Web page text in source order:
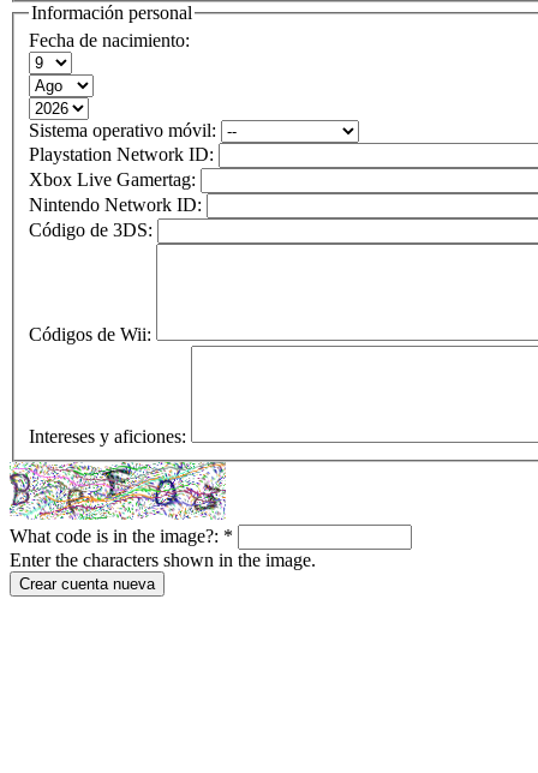
Información personal
Fecha de nacimiento:
Sistema operativo móvil:
Playstation Network ID:
Xbox Live Gamertag:
Nintendo Network ID:
Código de 3DS:
Códigos de Wii:
Intereses y aficiones:
What code is in the image?: *
Enter the characters shown in the image.